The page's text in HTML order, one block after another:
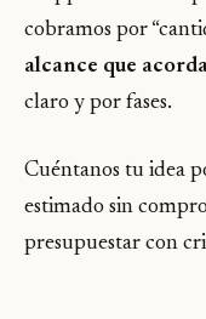
cobramos por
alcance que
claro y por fases.
Cuéntanos tu idea
estimado sin
presupuestar con